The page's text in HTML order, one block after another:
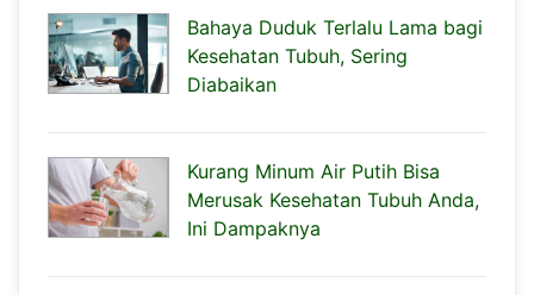
Bahaya Duduk Terlalu Lama bagi
Kesehatan Tubuh, Sering
Diabaikan
Kurang Minum Air Putih Bisa
Merusak Kesehatan Tubuh Anda,
Ini Dampaknya